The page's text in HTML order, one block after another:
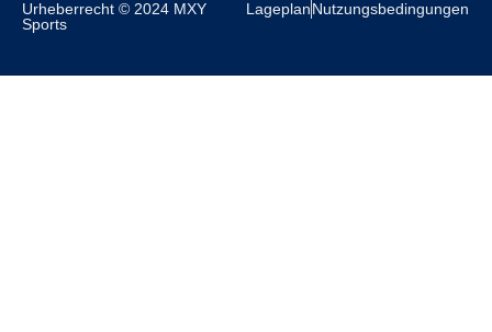
Urheberrecht © 2024 MXY
Sports
LageplanNutzungsbedingungen